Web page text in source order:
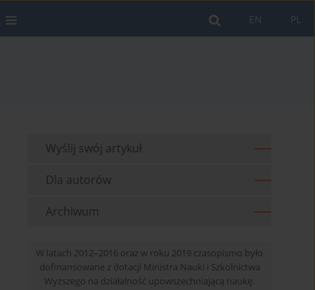
PL
EN
Wyślij swój artykuł
Dla autorów
Archiwum
W latach 2012–2016 oraz w roku 2019 czasopismo było
dofinansowane z dotacji Ministra Nauki i Szkolnictwa
Wyższego na działalność upowszechniającą naukę.